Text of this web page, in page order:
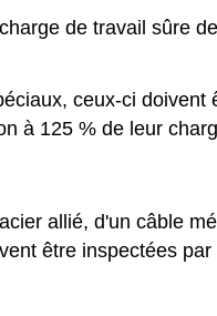
de travail sûre
ceux-ci
à 125 % de leur
allié, d'un câble
être inspectées